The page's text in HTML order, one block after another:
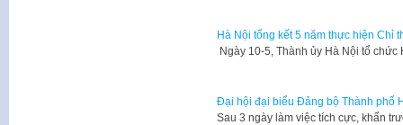
Hà Nội tổng kết 5 năm thực hiện Chỉ
Ngày 10-5, Thành ủy Hà Nội tổ
Đại hội đại biểu Đảng bộ Thành phố
​Sau 3 ngày làm việc tích cực, khẩn